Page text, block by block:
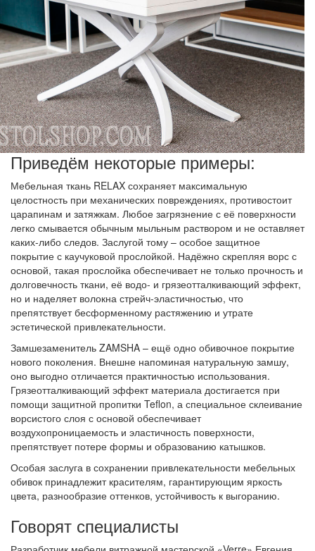
Приведём некоторые примеры:
Мебельная ткань RELAX сохраняет максимальную
целостность при механических повреждениях, противостоит
царапинам и затяжкам. Любое загрязнение с её поверхности
легко смывается обычным мыльным раствором и не оставляет
каких-либо следов. Заслугой тому – особое защитное
покрытие с каучуковой прослойкой. Надёжно скрепляя ворс с
основой, такая прослойка обеспечивает не только прочность и
долговечность ткани, её водо- и грязеотталкивающий эффект,
но и наделяет волокна стрейч-эластичностью, что
препятствует бесформенному растяжению и утрате
эстетической привлекательности.
Замшезаменитель ZAMSHA – ещё одно обивочное покрытие
нового поколения. Внешне напоминая натуральную замшу,
оно выгодно отличается практичностью использования.
Грязеотталкивающий эффект материала достигается при
помощи защитной пропитки Teflon, а специальное склеивание
ворсистого слоя с основой обеспечивает
воздухопроницаемость и эластичность поверхности,
препятствует потере формы и образованию катышков.
Особая заслуга в сохранении привлекательности мебельных
обивок принадлежит красителям, гарантирующим яркость
цвета, разнообразие оттенков, устойчивость к выгоранию.
Говорят специалисты